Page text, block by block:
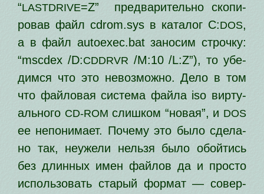
“LASTDRIVE=Z” пред­ва­ри­тель­но ско­пи­
ро­вав файл cdrom.sys в ката­лог C:DOS,
а в файл autoexec.bat зано­сим строч­ку:
“mscdex /D:CDDRVR /M:10 /L:Z”), то убе­
дим­ся что это невоз­мож­но. Дело в том
что фай­ло­вая систе­ма фай­ла iso вир­ту­
аль­но­го CD-ROM слиш­ком “новая”, и DOS
ее непо­ни­ма­ет. Почему это было сде­ла­
но так, неуже­ли нель­зя было обой­тись
без длин­ных имен фай­лов да и про­сто
исполь­зо­вать ста­рый фор­мат — совер­